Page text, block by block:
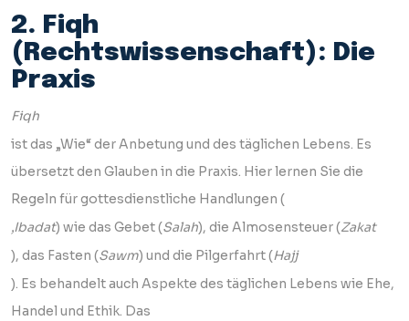
2. Fiqh
(Rechtswissenschaft): Die
Praxis
Fiqh
ist das „Wie“ der Anbetung und des täglichen Lebens. Es
übersetzt den Glauben in die Praxis. Hier lernen Sie die
Regeln für gottesdienstliche Handlungen (
‚Ibadat) wie das Gebet (Salah), die Almosensteuer (Zakat
), das Fasten (Sawm) und die Pilgerfahrt (Hajj
). Es behandelt auch Aspekte des täglichen Lebens wie Ehe,
Handel und Ethik. Das